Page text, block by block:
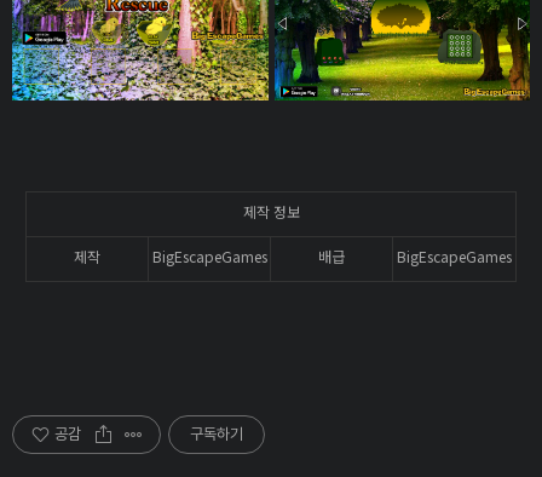
제작 정보
제작 BigEscapeGames 배급 BigEscapeGames
공감 구독하기